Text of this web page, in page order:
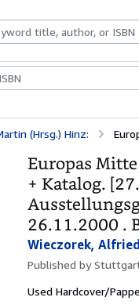
& Collectibles
(Hrsg.) Hinz:
Europas
+ Katalog.
26.11.2000 .
Wieczorek,
Published by
Used Hardcover/